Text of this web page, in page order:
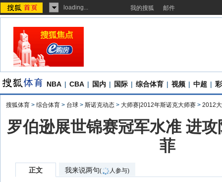
loading... 我的搜狐 邮件
NBA | CBA | 国内 | 国际 | 综合体育 | 视频 | 中超 |
搜狐体育 > 综合体育 > 台球 > 斯诺克动态 > 大师赛|2012年斯诺克大师赛 > 2012
罗伯逊展世锦赛冠军水准 进
菲
正文 我来说两句( 人参与)